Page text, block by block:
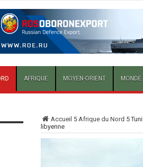
AFRIQUE MOYEN-ORIENT MONDE
Accueil 5 Afrique du Nord 5
libyenne